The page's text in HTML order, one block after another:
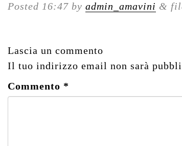
Posted 16:47 by admin_amavini &
Lascia un commento
Il tuo indirizzo email non sarà
Commento *